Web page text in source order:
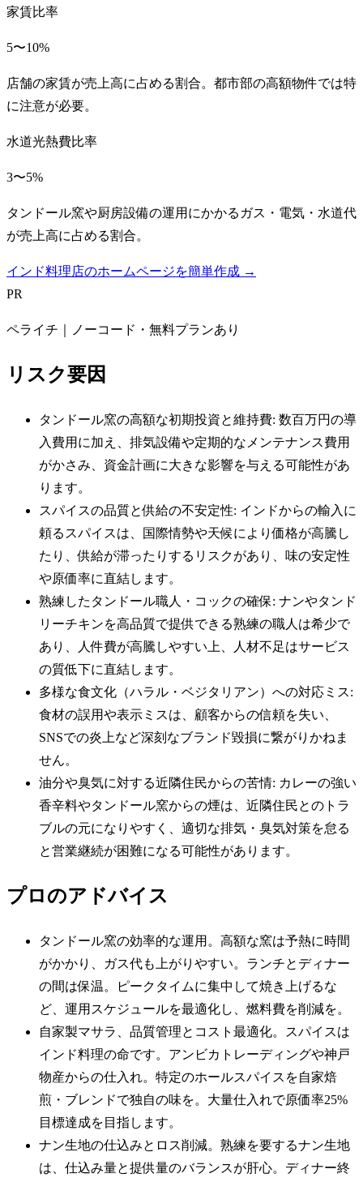
家賃比率
5〜10%
店舗の家賃が売上高に占める割合。都市部の高額物件では特
に注意が必要。
水道光熱費比率
3〜5%
タンドール窯や厨房設備の運用にかかるガス・電気・水道代
が売上高に占める割合。
インド料理店のホームページを簡単作成 →
PR
ペライチ｜ノーコード・無料プランあり
リスク要因
タンドール窯の高額な初期投資と維持費: 数百万円の導
入費用に加え、排気設備や定期的なメンテナンス費用
がかさみ、資金計画に大きな影響を与える可能性があ
ります。
スパイスの品質と供給の不安定性: インドからの輸入に
頼るスパイスは、国際情勢や天候により価格が高騰し
たり、供給が滞ったりするリスクがあり、味の安定性
や原価率に直結します。
熟練したタンドール職人・コックの確保: ナンやタンド
リーチキンを高品質で提供できる熟練の職人は希少で
あり、人件費が高騰しやすい上、人材不足はサービス
の質低下に直結します。
多様な食文化（ハラル・ベジタリアン）への対応ミス:
食材の誤用や表示ミスは、顧客からの信頼を失い、
SNSでの炎上など深刻なブランド毀損に繋がりかねま
せん。
油分や臭気に対する近隣住民からの苦情: カレーの強い
香辛料やタンドール窯からの煙は、近隣住民とのトラ
ブルの元になりやすく、適切な排気・臭気対策を怠る
と営業継続が困難になる可能性があります。
プロのアドバイス
タンドール窯の効率的な運用。高額な窯は予熱に時間
がかかり、ガス代も上がりやすい。ランチとディナー
の間は保温。ピークタイムに集中して焼き上げるな
ど、運用スケジュールを最適化し、燃料費を削減を。
自家製マサラ、品質管理とコスト最適化。スパイスは
インド料理の命です。アンビカトレーディングや神戸
物産からの仕入れ。特定のホールスパイスを自家焙
煎・ブレンドで独自の味を。大量仕入れで原価率25%
目標達成を目指します。
ナン生地の仕込みとロス削減。熟練を要するナン生地
は、仕込み量と提供量のバランスが肝心。ディナー終